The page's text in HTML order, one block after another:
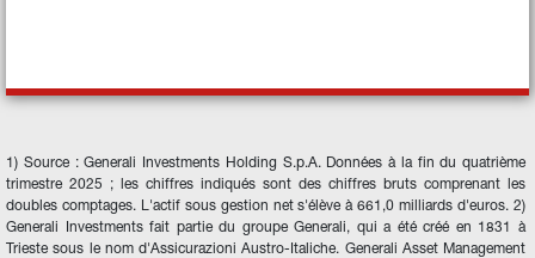
1) Source : Generali Investments Holding S.p.A. Données à la fin du quatrième
trimestre 2025 ; les chiffres indiqués sont des chiffres bruts comprenant les
doubles comptages. L'actif sous gestion net s'élève à 661,0 milliards d'euros. 2)
Generali Investments fait partie du groupe Generali, qui a été créé en 1831 à
Trieste sous le nom d'Assicurazioni Austro-Italiche. Generali Asset Management